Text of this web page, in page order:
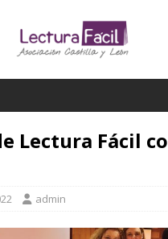
Lectura Fácil
admin